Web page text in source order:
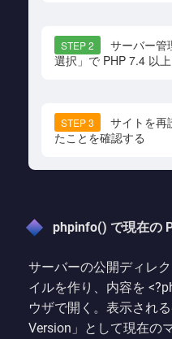
STEP 2
サーバー管
選択」で PHP 7.4 以
STEP 3
サイトを再
たことを確認する
phpinfo() で現在の
サーバーの公開ディレ
イルを作り、内容を
ウザで開く。表示され
Version」として現在の